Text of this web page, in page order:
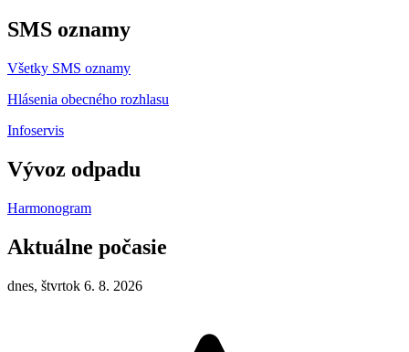
SMS oznamy
Všetky SMS oznamy
Hlásenia obecného rozhlasu
Infoservis
Vývoz odpadu
Harmonogram
Aktuálne počasie
dnes, štvrtok 6. 8. 2026